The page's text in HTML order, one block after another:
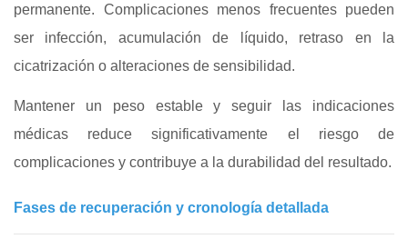
permanente. Complicaciones menos frecuentes pueden
ser infección, acumulación de líquido, retraso en la
cicatrización o alteraciones de sensibilidad.
Mantener un peso estable y seguir las indicaciones
médicas reduce significativamente el riesgo de
complicaciones y contribuye a la durabilidad del resultado.
Fases de recuperación y cronología detallada